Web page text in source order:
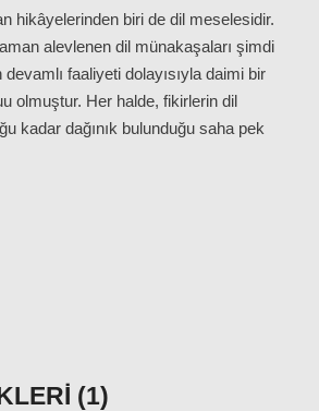
hikâyelerinden biri de dil meselesidir.
alevlenen dil münakaşaları şimdi
faaliyeti dolayısıyla daimi bir
olmuştur. Her halde, fikirlerin dil
kadar dağınık bulunduğu saha pek
(1)